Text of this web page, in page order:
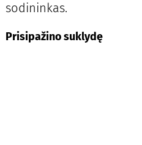
sodininkas.
Prisipažino suklydę